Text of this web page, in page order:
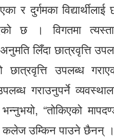
र दुर्गमका विद्यार्थीलाई
छ । विगतमा
लिँदा छात्रवृत्ति
छात्रवृत्ति उपलब्ध
गराउनुपर्ने
“तोकिएको
उम्किन पाउने छैनन्